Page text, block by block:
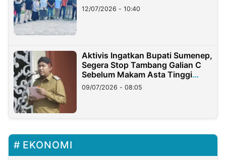
12/07/2026 - 10:40
Aktivis Ingatkan Bupati Sumenep,
Segera Stop Tambang Galian C
Sebelum Makam Asta Tinggi
Longsor
09/07/2026 - 08:05
EKONOMI